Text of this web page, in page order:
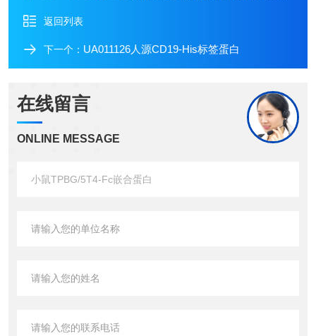
返回列表
下一个： UA011126人源CD19-His标签蛋白
在线留言
ONLINE MESSAGE